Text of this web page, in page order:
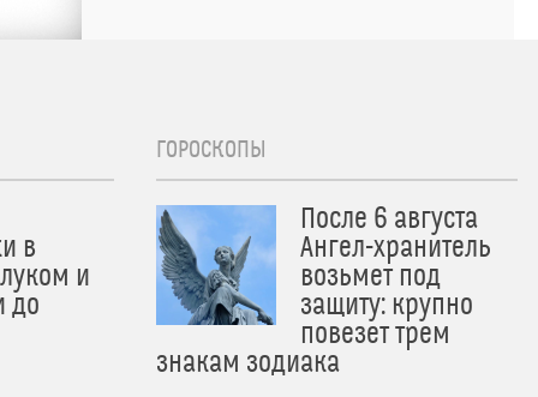
в
и
до
ГОРОСКОПЫ
После 6 августа
Ангел-хранитель
возьмет под
защиту: крупно
повезет трем
знакам зодиака